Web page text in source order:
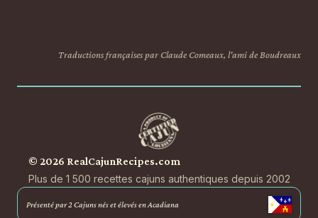
Traductions françaises par Claude Comeaux, l'ami de Boudreaux
© 2026 RealCajunRecipes.com
Plus de 1 500 recettes cajuns authentiques depuis 2002
Présenté par 2 Cajuns nés et élevés en Acadiana